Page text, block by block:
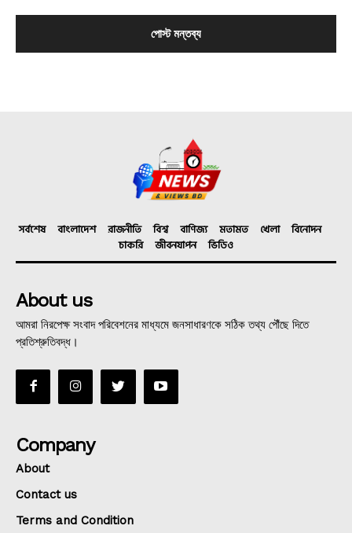
সর্বশেষ বাংলাদেশ রাজনীতি বিশ্ব বাণিজ্য মতামত খেলা
বিনোদন
চাকরি
জীবনযাপন ভিডিও
About us
আমরা নিরপেক্ষ সংবাদ পরিবেশনের মাধ্যমে জনসাধারণকে সঠিক তথ্য পৌঁছে দিতে
প্রতিশ্রুতিবদ্ধ।
Company
About
Contact us
Terms and Condition